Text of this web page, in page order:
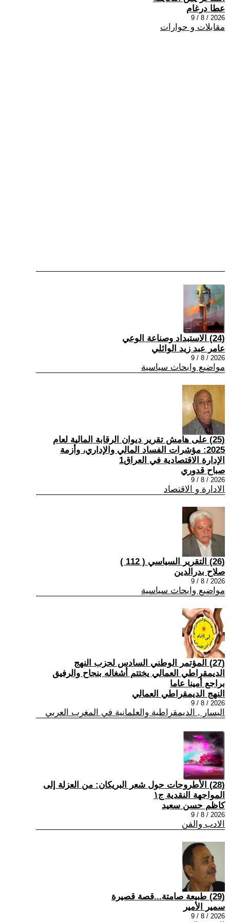
عطا درغام
2026 / 8 / 9
مقابلات و حوارات
(24) الاستبداد وصناعة الوعي
عامر عبد زيد الوائلي
2026 / 8 / 9
مواضيع وابحاث سياسية
(25) على هامش تقرير ديوان الرقابة المالية لعام
2025: مؤشرات الفساد المالي والإداري، وأزمة
الإدارة الاقتصادية في العراق1
صباح قدوري
2026 / 8 / 9
الادارة و الاقتصاد
(26) التقرير السياسي ( 112 )
صلاح بدرالدين
2026 / 8 / 9
مواضيع وابحاث سياسية
(27) المؤتمر الوطني السادس لحزب النهج
الديمقراطي العمالي يختتم أشغاله بنجاح والرفيق
براجع أمينا عاما
النهج الديمقراطي العمالي
2026 / 8 / 9
اليسار , الديمقراطية والعلمانية في المغرب العربي
(28) الأطروحات حول شعر البريكان: من العزلة إلى
المواجهة النقدية ج١
كاظم حسن سعيد
2026 / 8 / 9
الادب والفن
(29) طبيعة صامتة...قصة قصيرة
سمير الأمير
2026 / 8 / 9